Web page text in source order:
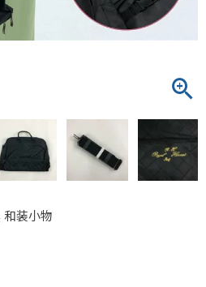
和装小物